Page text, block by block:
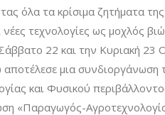
όλα τα κρίσιμα ζητήματα
τεχνολογίες ως μοχλός
22 και την Κυριακή 23
μια συνδιοργάνωση
και Φυσικού
«Παραγωγός-